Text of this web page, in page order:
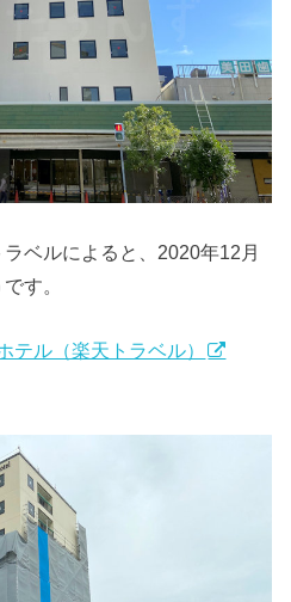
ベルによると、2020年12月
す。
テル（楽天トラベル）